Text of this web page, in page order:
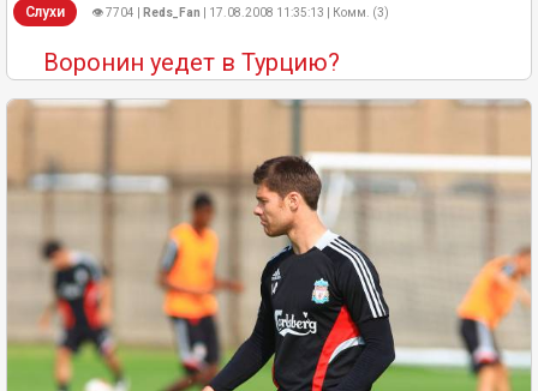
Слухи 👁 7704 | Reds_Fan | 17.08.2008 11:35:13 | Комм. (3)
Воронин уедет в Турцию?